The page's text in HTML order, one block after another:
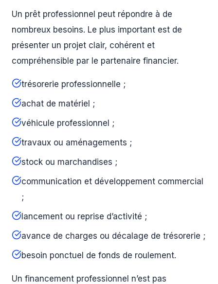
Un prêt professionnel peut répondre à de
nombreux besoins. Le plus important est de
présenter un projet clair, cohérent et
compréhensible par le partenaire financier.
trésorerie professionnelle ;
achat de matériel ;
véhicule professionnel ;
travaux ou aménagements ;
stock ou marchandises ;
communication et développement commercial
;
lancement ou reprise d’activité ;
avance de charges ou décalage de trésorerie ;
besoin ponctuel de fonds de roulement.
Un financement professionnel n’est pas